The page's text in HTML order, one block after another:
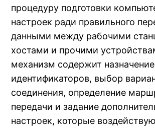
процедуру подготовки
настроек ради правильного
данными между рабочими
хостами и прочими
механизм содержит назначение
идентификаторов, выбор
соединения, определение
передачи и задание
настроек, которые